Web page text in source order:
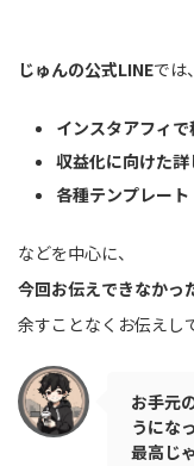
じゅんの公式LINEでは、
インスタアフィ
収益化に向けた
各種テンプレート
などを中心に、
今回お伝えできなかっ
余すことなくお伝えし
お手元
うにな
最高じ